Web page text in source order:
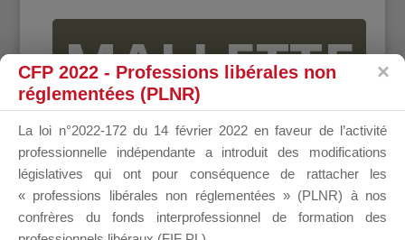
MALLETTE
DU
CFP 2022 - Professions libérales non
réglementées (PLNR)
La loi n°2022-172 du 14 février 2022 en faveur de l’activité
professionnelle indépendante a introduit des modifications
législatives qui ont pour conséquence de rattacher les
« professions libérales non réglementées » (PLNR) à nos
confrères du fonds interprofessionnel de formation des